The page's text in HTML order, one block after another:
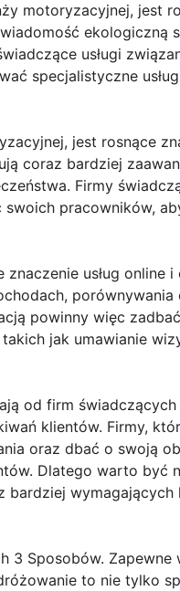
motoryzacyjnej, jest
ekologiczną
usługi
specjalistyczne
jest rosnące
coraz bardziej
Firmy
pracowników,
usług online
powinny więc
jak umawianie
od firm
klientów. Firmy,
oraz dbać o swoją
Dlatego warto być
bardziej wymagających
3 Sposobów. Zapewne
to nie tylko